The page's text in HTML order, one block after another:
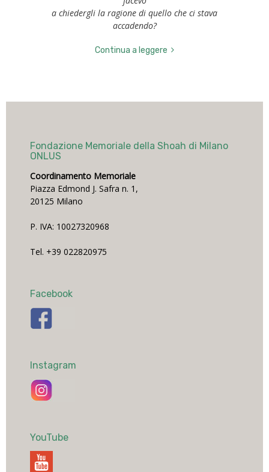
a chiedergli la ragione di quello che ci stava
accadendo?
Continua a leggere
Fondazione Memoriale della Shoah di Milano
ONLUS
Coordinamento Memoriale
Piazza Edmond J. Safra n. 1,
20125 Milano
P. IVA: 10027320968
Tel. +39 022820975
Facebook
Instagram
YouTube